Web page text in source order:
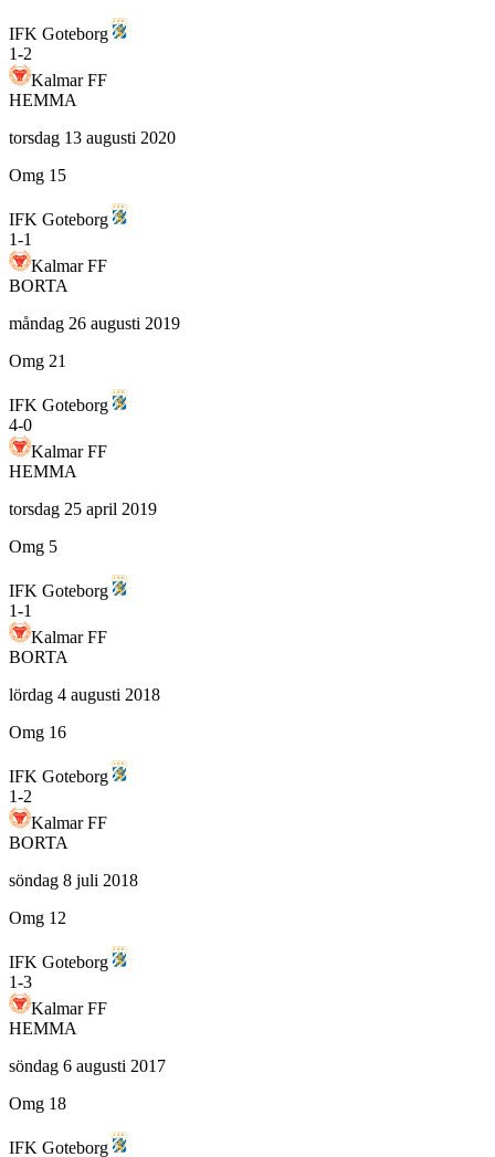
IFK Goteborg
1-2
Kalmar FF
HEMMA
torsdag 13 augusti 2020
Omg 15
IFK Goteborg
1-1
Kalmar FF
BORTA
måndag 26 augusti 2019
Omg 21
IFK Goteborg
4-0
Kalmar FF
HEMMA
torsdag 25 april 2019
Omg 5
IFK Goteborg
1-1
Kalmar FF
BORTA
lördag 4 augusti 2018
Omg 16
IFK Goteborg
1-2
Kalmar FF
BORTA
söndag 8 juli 2018
Omg 12
IFK Goteborg
1-3
Kalmar FF
HEMMA
söndag 6 augusti 2017
Omg 18
IFK Goteborg